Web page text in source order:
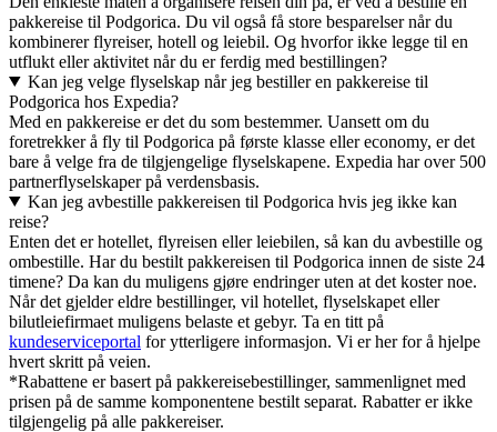
pakkereise til Podgorica. Du vil også få store besparelser når du
kombinerer flyreiser, hotell og leiebil. Og hvorfor ikke legge til en
utflukt eller aktivitet når du er ferdig med bestillingen?
Kan jeg velge flyselskap når jeg bestiller en pakkereise til
Podgorica hos Expedia?
Med en pakkereise er det du som bestemmer. Uansett om du
foretrekker å fly til Podgorica på første klasse eller economy, er det
bare å velge fra de tilgjengelige flyselskapene. Expedia har over 500
partnerflyselskaper på verdensbasis.
Kan jeg avbestille pakkereisen til Podgorica hvis jeg ikke kan
reise?
Enten det er hotellet, flyreisen eller leiebilen, så kan du avbestille og
ombestille. Har du bestilt pakkereisen til Podgorica innen de siste 24
timene? Da kan du muligens gjøre endringer uten at det koster noe.
Når det gjelder eldre bestillinger, vil hotellet, flyselskapet eller
bilutleiefirmaet muligens belaste et gebyr. Ta en titt på
kundeserviceportal for ytterligere informasjon. Vi er her for å hjelpe
hvert skritt på veien.
*Rabattene er basert på pakkereisebestillinger, sammenlignet med
prisen på de samme komponentene bestilt separat. Rabatter er ikke
tilgjengelig på alle pakkereiser.